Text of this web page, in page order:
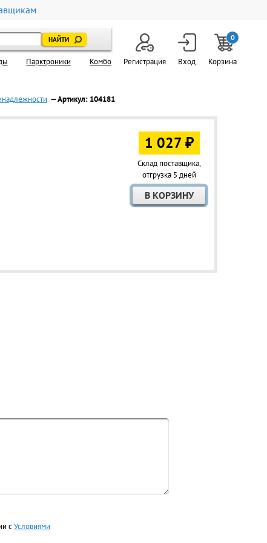
Парктроники Комбо Регистрация Вход
0
Корзина
— Артикул: 104181
1 027 ₽
Склад поставщика,
отгрузка 5 дней
сУсловиями